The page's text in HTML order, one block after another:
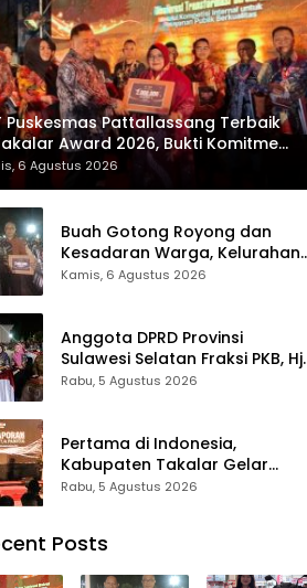
Puskesmas Pattallassang Terbaik
Award 2026, Bukti Komitmen
Pelayanan Kesehatan
6 Agustus 2026
Buah Gotong Royong dan
Kesadaran Warga, Kelurahan
Patte’ne Menjadi Bintang
Kamis, 6 Agustus 2026
Anggota DPRD Provinsi
Sulawesi Selatan Fraksi PKB, Hj.
Fadilah Fahriana Hadiri Dan
Pengabdian Melalui Malam
Apresiasi dan Inovasi Award
2026
Rabu, 5 Agustus 2026
Pertama di Indonesia,
Kabupaten Takalar Gelar
Malam Apresiasi dan Inovasi
Publik Berprestasi
Rabu, 5 Agustus 2026
Posts